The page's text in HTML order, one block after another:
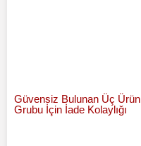
Güvensiz Bulunan Üç Ürün
Grubu İçin İade Kolaylığı